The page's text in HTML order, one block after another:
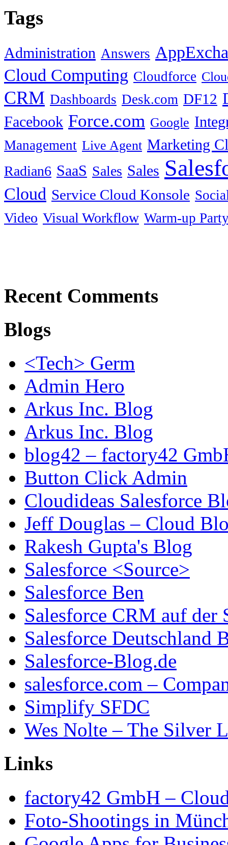
Tags
Administration Answers
Cloud Computing Cloudforce
CRM Dashboards Desk.com DF12
Facebook Force.com Google
Management Live Agent Marketing
Radian6 SaaS Sales Sales
Cloud Service Cloud Konsole
Video Visual Workflow Warm-up
Recent Comments
Blogs
<Tech> Germ
Admin Hero
Arkus Inc. Blog
Arkus Inc. Blog
blog42 – factory42
Button Click Admin
Cloudideas Salesforce
Jeff Douglas – Cloud
Rakesh Gupta's Blog
Salesforce <Source>
Salesforce Ben
Salesforce CRM auf der
Salesforce Deutschland
Salesforce-Blog.de
salesforce.com –
Simplify SFDC
Wes Nolte – The Silver
Links
factory42 GmbH –
Foto-Shootings in